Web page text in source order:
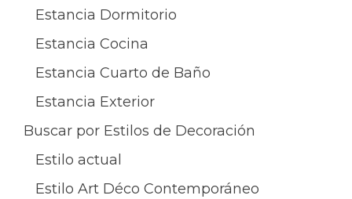
Estancia Dormitorio
Estancia Cocina
Estancia Cuarto de Baño
Estancia Exterior
Buscar por Estilos de Decoración
Estilo actual
Estilo Art Déco Contemporáneo